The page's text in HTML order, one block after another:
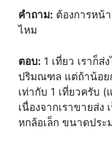
คำถาม: ต้องการหน้
ไหม
ตอบ: 1 เที่ยว เราก็ส่
ปริมณฑล แต่ถ้าน้อย
เท่ากับ 1 เที่ยวครับ
เนื่องจากเราขายส่ง
หกล้อเล็ก ขนาดปร